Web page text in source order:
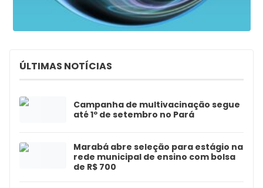
ÚLTIMAS NOTÍCIAS
Campanha de multivacinação segue
até 1º de setembro no Pará
Marabá abre seleção para estágio na
rede municipal de ensino com bolsa
de R$ 700